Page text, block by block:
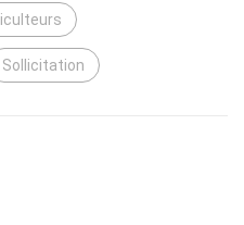
Sollicitation